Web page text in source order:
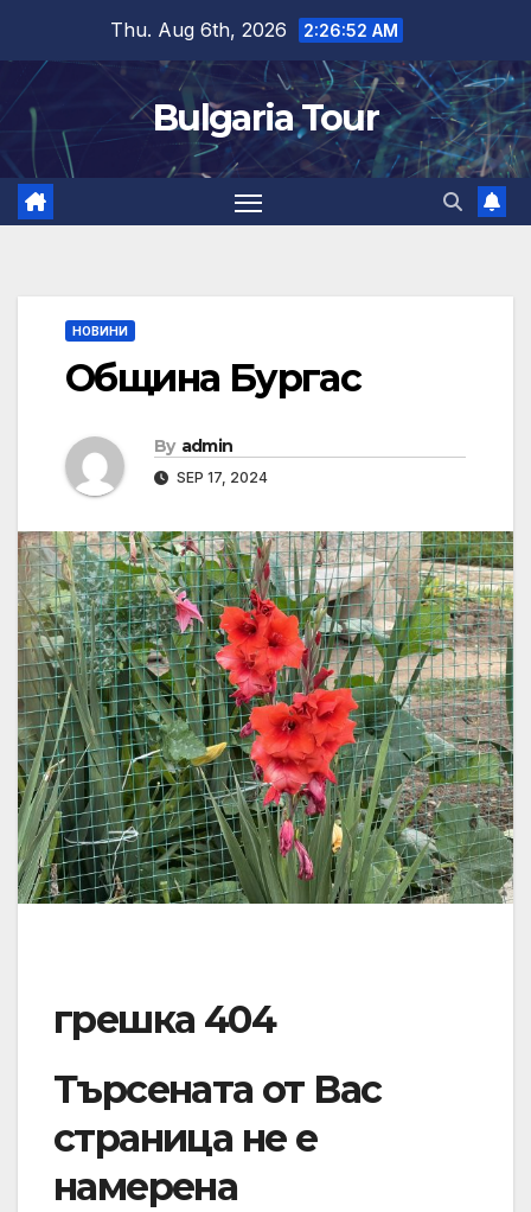
content
Thu. Aug 6th, 2026 2:26:52 AM
Bulgaria Tour
НОВИНИ
Община Бургас
By admin
SEP 17, 2024
грешка 404
Търсената от Вас
страница не е
намерена